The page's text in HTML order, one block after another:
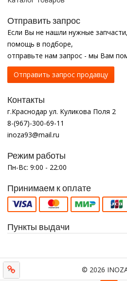
Отправить запрос
Если Вы не нашли нужные
помощь в подборе,
отправьте нам запрос - мы Вам
Отправить запрос продавцу
Контакты
г.Краснодар ул. Куликова Поля 2
8-(967)-300-69-11
inoza93@mail.ru
Режим работы
Пн-Вс: 9:00 - 22:00
Принимаем к оплате
Пункты выдачи
© 2026